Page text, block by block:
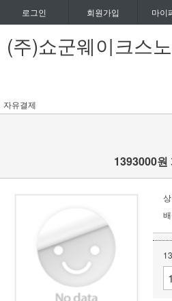
로그인 회원가입 마이
(주)쇼군웨이크스
자유결제
1393000원